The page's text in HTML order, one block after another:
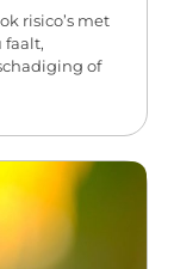
risico’s met
faalt,
of